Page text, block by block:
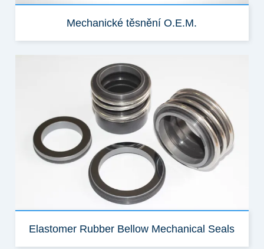
Mechanické těsnění O.E.M.
Elastomer Rubber Bellow Mechanical Seals